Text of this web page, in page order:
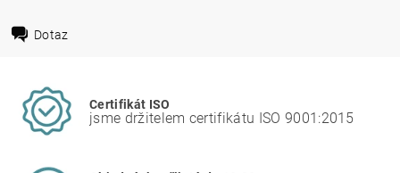
Dotaz
Certifikát ISO
jsme držitelem certifikátu ISO 9001:2015